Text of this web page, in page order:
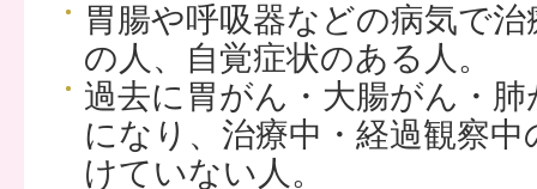
胃腸や呼吸器などの病気で
の人、自覚症状のある人。
過去に胃がん・大腸がん・
になり、治療中・経過観察
けていない人。